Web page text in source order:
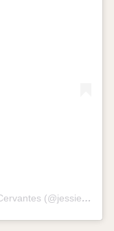
Una publicación compartida de Jessie Cervantes (@jessiecervantes)